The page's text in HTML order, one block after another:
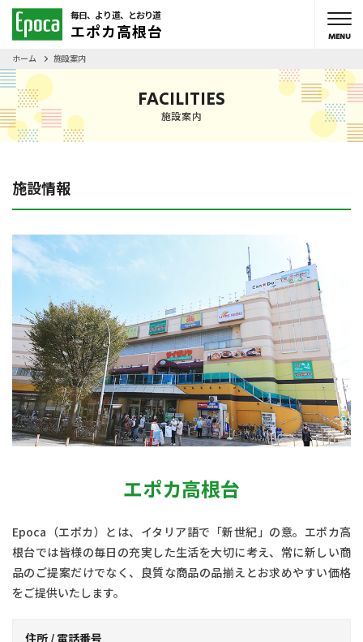
毎日、より道、とおり道
エポカ高根台
ホーム 施設案内
FACILITIES
施設案内
施設情報
エポカ高根台
Epoca（エポカ）とは、イタリア語で「新世紀」の意。エポカ高
根台では皆様の毎日の充実した生活を大切に考え、常に新しい商
品のご提案だけでなく、良質な商品の品揃えとお求めやすい価格
をご提供いたします。
住所 / 電話番号